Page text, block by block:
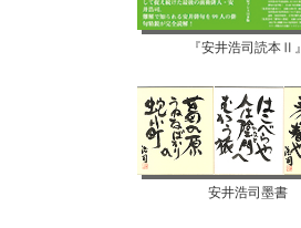
『安井浩司読本Ⅱ』
安井浩司墨書